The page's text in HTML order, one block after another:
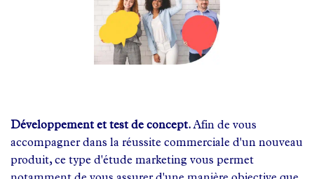
Développement et test de concept.Afin de vous
accompagner dans la réussite commerciale d'un nouveau
produit, ce type d'étude marketing vous permet